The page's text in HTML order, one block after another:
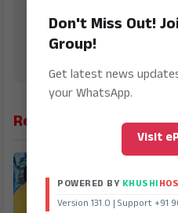
From INDIA.
Updates including
Education, Sports,
Related News
Don't Miss Out!
Group!
Get latest news
your WhatsApp.
Visit
POWERED BY KHUSHI
Version 131.0 | Support +91